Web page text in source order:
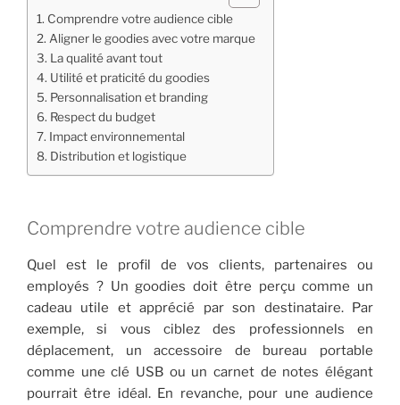
Comprendre votre audience cible
Aligner le goodies avec votre marque
La qualité avant tout
Utilité et praticité du goodies
Personnalisation et branding
Respect du budget
Impact environnemental
Distribution et logistique
Comprendre votre audience cible
Quel est le profil de vos clients, partenaires ou
employés ? Un goodies doit être perçu comme un
cadeau utile et apprécié par son destinataire. Par
exemple, si vous ciblez des professionnels en
déplacement, un accessoire de bureau portable
comme une clé USB ou un carnet de notes élégant
pourrait être idéal. En revanche, pour une audience